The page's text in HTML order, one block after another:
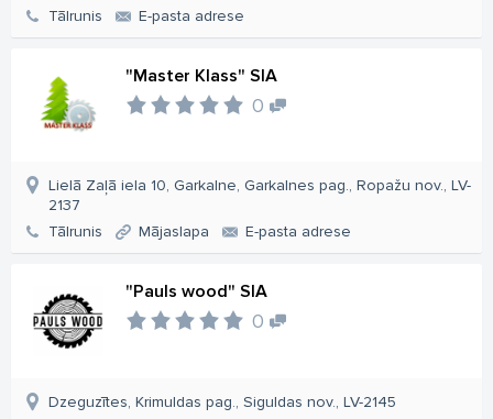
Tālrunis
E-pasta adrese
"Master Klass" SIA
0
Lielā Zaļā iela 10, Garkalne, Garkalnes pag., Ropažu nov., LV-
2137
Tālrunis
Mājaslapa E-pasta adrese
"Pauls wood" SIA
0
Dzeguzītes, Krimuldas pag., Siguldas nov., LV-2145